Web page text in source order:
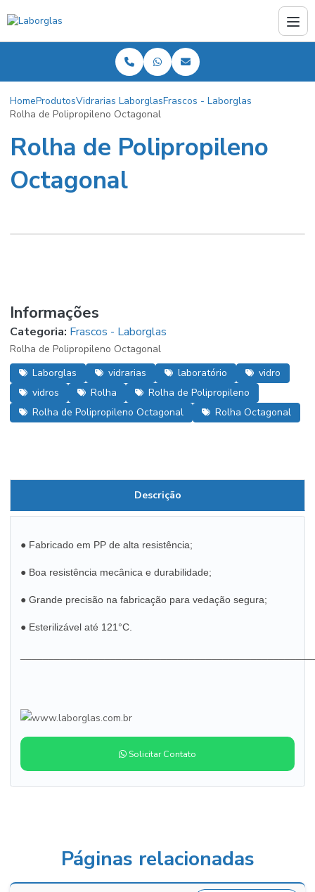
HomeProdutosVidrarias LaborglasFrascos - Laborglas
Rolha de Polipropileno Octagonal
Rolha de Polipropileno
Octagonal
Informações
Categoria: Frascos - Laborglas
Rolha de Polipropileno Octagonal
Laborglas
vidrarias laboratório
vidro
vidros
Rolha
Rolha de Polipropileno
Rolha de Polipropileno Octagonal
Rolha Octagonal
Descrição
● Fabricado em PP de alta resistência;
● Boa resistência mecânica e durabilidade;
● Grande precisão na fabricação para vedação segura;
● Esterilizável até 121°C.
Solicitar Contato
Páginas relacionadas